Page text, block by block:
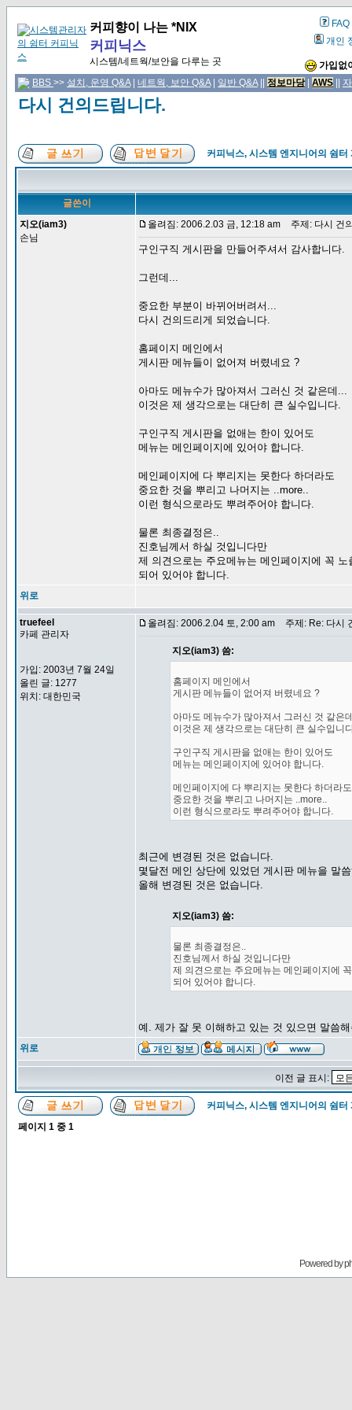
커피향이 나는 *NIX
커피닉스
시스템/네트웍/보안을 다루는 곳
FAQ
개인
가입없
BBS >> 설치, 운영 Q&A| 네트웍, 보안 Q&A| 일반 Q&A|| 정보마당| AWS
다시 건의드립니다.
커피닉스, 시스템 엔지니어의 쉼터
글쓴이
지오(iam3)
손님
올려짐: 2006.2.03 금, 12:18 am 주제: 다시 건
구인구직 게시판을 만들어주셔서 감사합니다.
그런데...
중요한 부분이 바뀌어버려서...
다시 건의드리게 되었습니다.
홈페이지 메인에서
게시판 메뉴들이 없어져 버렸네요 ?
아마도 메뉴수가 많아져서 그러신 것 같은데...
이것은 제 생각으로는 대단히 큰 실수입니다.
구인구직 게시판을 없애는 한이 있어도
메뉴는 메인페이지에 있어야 합니다.
메인페이지에 다 뿌리지는 못한다 하더라도
중요한 것을 뿌리고 나머지는 ..more..
이런 형식으로라도 뿌려주어야 합니다.
물론 최종결정은..
진호님께서 하실 것입니다만
제 의견으로는 주요메뉴는 메인페이지에 꼭 노
되어 있어야 합니다.
위로
truefeel
카페 관리자
가입: 2003년 7월 24일
올린 글: 1277
위치: 대한민국
올려짐: 2006.2.04 토, 2:00 am 주제: Re: 다시
지오(iam3) 씀:
홈페이지 메인에서
게시판 메뉴들이 없어져 버렸네요 ?
아마도 메뉴수가 많아져서 그러신 것 같은
이것은 제 생각으로는 대단히 큰 실수입니
구인구직 게시판을 없애는 한이 있어도
메뉴는 메인페이지에 있어야 합니다.
메인페이지에 다 뿌리지는 못한다 하더라도
중요한 것을 뿌리고 나머지는 ..more..
이런 형식으로라도 뿌려주어야 합니다.
최근에 변경된 것은 없습니다.
몇달전 메인 상단에 있었던 게시판 메뉴을 말
올해 변경된 것은 없습니다.
지오(iam3) 씀:
물론 최종결정은..
진호님께서 하실 것입니다만
제 의견으로는 주요메뉴는 메인페이지에
되어 있어야 합니다.
예. 제가 잘 못 이해하고 있는 것 있으면 말씀
위로
이전 글 표시:
커피닉스, 시스템 엔지니어의 쉼터
페이지 1 중 1
Powered by